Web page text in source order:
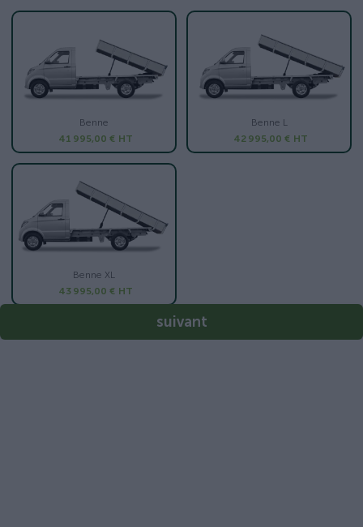
Benne
41 995,00 € HT
Benne L
42 995,00 € HT
Benne XL
43 995,00 € HT
suivant